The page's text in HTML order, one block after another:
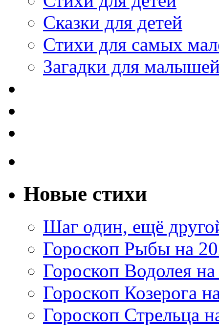
Сказки для детей
Стихи для самых
Загадки для
Новые стихи
Шаг один, ещё
Гороскоп Рыбы на
Гороскоп Водолея
Гороскоп Козерога
Гороскоп Стрельца